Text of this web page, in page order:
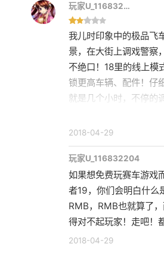
玩家U_116832…
我儿时印象中的极品飞
景，在大街上调戏警察
不绝口！18里的线上模
锁更高车辆、配件！仔
就是几个小时，不停的
的玩家，让他的NPC
者 ！而，TX的这款
理解，开发商的投资需
时OL，真的是玩不下
2018-04-29
玩家U_116832204
如果想免费玩赛车游戏
者19，你们会明白什么
RMB，RMB也就算了
得对不起玩家！走吧！
2018-04-29